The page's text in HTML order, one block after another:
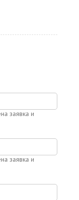
заявка и
заявка и